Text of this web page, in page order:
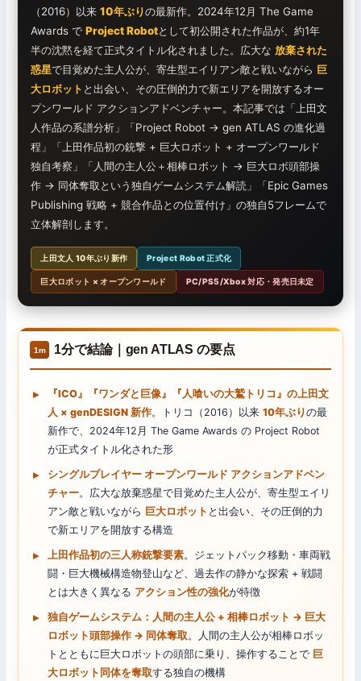
（2016）以来10年ぶりの最新作。2024年12月 The Game
Awards でProject Robotとして初公開された作品が、約1年
半の沈黙を経て正式タイトル化されました。広大な放棄された
惑星で目覚めた主人公が、寄生型エイリアン敵と戦いながら 巨
大ロボット と出会い、その圧倒的力で新エリアを開放するオー
プンワールド アクションアドベンチャー。本記事では「上田文
人作品の系譜分析」「Project Robot → gen ATLAS の進化過
程」「上田作品初の銃撃 + 巨大ロボット + オープンワールド
独自考察」「人間の主人公＋相棒ロボット → 巨大ロボ頭部操
作 → 同体奪取という独自ゲームシステム解読」「Epic Games
Publishing 戦略 + 競合作品との位置付け」の独自5フレームで
立体解剖します。
上田文人 10年ぶり新作 Project Robot 正式化
巨大ロボット × オープンワールド PC/PS5/Xbox 対応・発売日未定
1分で結論｜gen ATLAS の要点
『ICO』『ワンダと巨像』『人喰いの大鷲トリコ』の上田文
人 × genDESIGN 新作。トリコ（2016）以来10年ぶりの最
新作で、2024年12月 The Game Awards の Project Robot
が正式タイトル化された形
シングルプレイヤー オープンワールド アクションアドベン
チャー。広大な放棄惑星で目覚めた主人公が、寄生型エイリ
アン敵と戦いながら 巨大ロボット と出会い、その圧倒的力
で新エリアを開放する構造
上田作品初の三人称銃撃要素。ジェットパック移動・車両戦
闘・巨大機械構造物登山など、過去作の静かな探索 + 戦闘
とは大きく異なる アクション性の強化が特徴
独自ゲームシステム：人間の主人公 + 相棒ロボット → 巨大
ロボット頭部操作 → 同体奪取。人間の主人公が相棒ロボッ
トとともに巨大ロボットの頭部に乗り、操作することで 巨
大ロボット同体を奪取する独自の機構